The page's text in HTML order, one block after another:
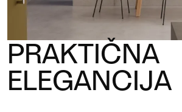
PRAKTIČNA
ELEGANCIJA